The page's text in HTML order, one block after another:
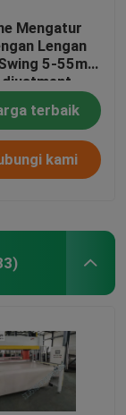
Mengatur
Lengan
5-55mm
terbaik
kami